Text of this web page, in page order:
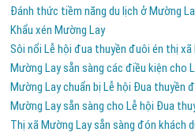
Đánh thức tiềm năng du lịch ở Mường
Khẩu xén Mường Lay
Sôi nổi Lễ hội đua thuyền đuôi én thị xã
Mường Lay sẵn sàng các điều kiện cho
Mường Lay chuẩn bị Lễ hội Đua thuyền
Mường Lay sẵn sàng cho Lễ hội Đua
Thị xã Mường Lay sẵn sàng đón khách